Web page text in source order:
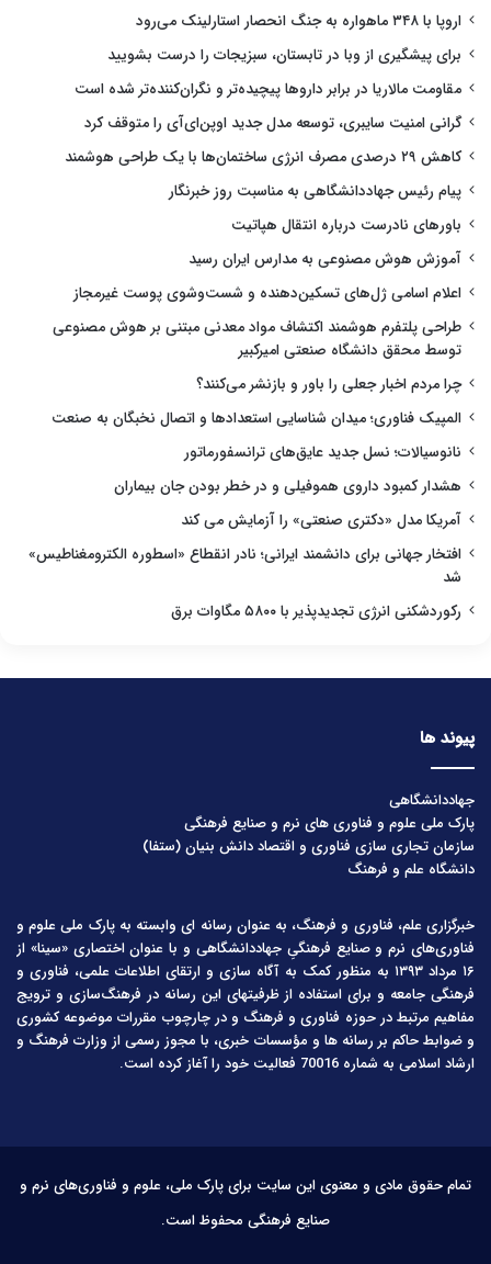
اروپا با ۳۴۸ ماهواره به جنگ انحصار استارلینک می‌رود
برای پیشگیری از وبا در تابستان، سبزیجات را درست بشویید
مقاومت مالاریا در برابر داروها پیچیده‌تر و نگران‌کننده‌تر شده است
گرانی امنیت سایبری، توسعه مدل جدید اوپن‌ای‌آی را متوقف کرد
کاهش ۲۹ درصدی مصرف انرژی ساختمان‌ها با یک طراحی هوشمند
پیام رئیس جهاددانشگاهی به مناسبت روز خبرنگار
باورهای نادرست درباره انتقال هپاتیت
آموزش هوش مصنوعی به مدارس ایران رسید
اعلام اسامی ژل‌های تسکین‌دهنده و شست‌وشوی پوست غیرمجاز
طراحی پلتفرم هوشمند اکتشاف مواد معدنی مبتنی بر هوش مصنوعی
توسط محقق دانشگاه صنعتی امیرکبیر
چرا مردم اخبار جعلی را باور و بازنشر می‌کنند؟
المپیک فناوری؛ میدان شناسایی استعدادها و اتصال نخبگان به صنعت
نانوسیالات؛ نسل جدید عایق‌های ترانسفورماتور
هشدار کمبود داروی هموفیلی و در خطر بودن جان بیماران
آمریکا مدل «دکتری صنعتی» را آزمایش می کند
افتخار جهانی برای دانشمند ایرانی؛ نادر انقطاع «اسطوره الکترومغناطیس»
شد
رکوردشکنی انرژی تجدیدپذیر با ۵۸۰۰ مگاوات برق
پیوند ها
جهاددانشگاهی
پارک ملی علوم و فناوری های نرم و صنایع فرهنگی
سازمان تجاری سازی فناوری و اقتصاد دانش بنیان (ستفا)
دانشگاه علم و فرهنگ
خبرگزاری علم، فناوری و فرهنگ، به عنوان رسانه ای وابسته به پارک ملی علوم و
فناوری‌های نرم و صنایع فرهنگیِ جهاددانشگاهی و با عنوان اختصاری «سینا» از
۱۶ مرداد ۱۳۹۳ به منظور کمک به آگاه سازی و ارتقای اطلاعات علمی، فناوری و
فرهنگی جامعه و برای استفاده از ظرفیتهای این رسانه در فرهنگ‌سازی و ترویج
مفاهیم مرتبط در حوزه فناوری و فرهنگ و در چارچوب مقررات موضوعه کشوری
و ضوابط حاکم بر رسانه ها و مؤسسات خبری، با مجوز رسمی از وزارت فرهنگ و
ارشاد اسلامی به شماره 70016 فعالیت خود را آغاز کرده است.
تمام حقوق مادی و معنوی این سایت برای پارک ملی، علوم و فناوری‌های نرم و
صنایع فرهنگی محفوظ است.